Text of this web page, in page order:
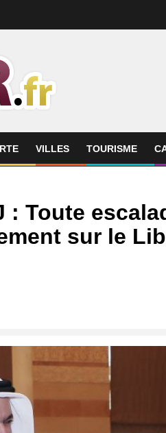
VILLES TOURISME
: Toute
sur le